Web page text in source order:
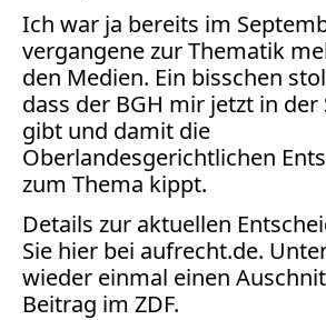
Ich war ja bereits im
vergangene zur Thematik
den Medien. Ein bisschen
dass der BGH mir jetzt in der
gibt und damit die
Oberlandesgerichtlichen
zum Thema kippt.
Details zur aktuellen
Sie hier bei aufrecht.de.
wieder einmal einen
Beitrag im ZDF.
Haftung
Influencer
Instagram
Internetrecht
Markenrecht
Meinungsfreiheit
Persönlichkeitsrecht
Print
Radio
Sportwetten